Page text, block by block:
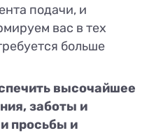
подачи, и
вас в тех
больше
высочайшее
заботы и
просьбы и